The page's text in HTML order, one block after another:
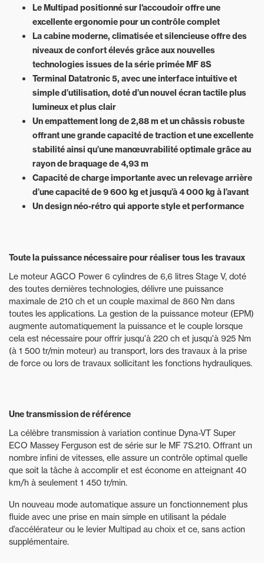
Le Multipad positionné sur l'accoudoir offre une
excellente ergonomie pour un contrôle complet
La cabine moderne, climatisée et silencieuse offre des
niveaux de confort élevés grâce aux nouvelles
technologies issues de la série primée MF 8S
Terminal Datatronic 5, avec une interface intuitive et
simple d’utilisation, doté d’un nouvel écran tactile plus
lumineux et plus clair
Un empattement long de 2,88 m et un châssis robuste
offrant une grande capacité de traction et une excellente
stabilité ainsi qu’une manœuvrabilité optimale grâce au
rayon de braquage de 4,93 m
Capacité de charge importante avec un relevage arrière
d’une capacité de 9 600 kg et jusqu’à 4 000 kg à l’avant
Un design néo-rétro qui apporte style et performance
Toute la puissance nécessaire pour réaliser tous les travaux
Le moteur AGCO Power 6 cylindres de 6,6 litres Stage V, doté
des toutes dernières technologies, délivre une puissance
maximale de 210 ch et un couple maximal de 860 Nm dans
toutes les applications. La gestion de la puissance moteur (EPM)
augmente automatiquement la puissance et le couple lorsque
cela est nécessaire pour offrir jusqu'à 220 ch et jusqu'à 925 Nm
(à 1 500 tr/min moteur) au transport, lors des travaux à la prise
de force ou lors de travaux sollicitant les fonctions hydrauliques.
Une transmission de référence
La célèbre transmission à variation continue Dyna-VT Super
ECO Massey Ferguson est de série sur le MF 7S.210. Offrant un
nombre infini de vitesses, elle assure un contrôle optimal quelle
que soit la tâche à accomplir et est économe en atteignant 40
km/h à seulement 1 450 tr/min.
Un nouveau mode automatique assure un fonctionnement plus
fluide avec une prise en main simple en utilisant la pédale
d’accélérateur ou le levier Multipad au choix et ce, sans action
supplémentaire.